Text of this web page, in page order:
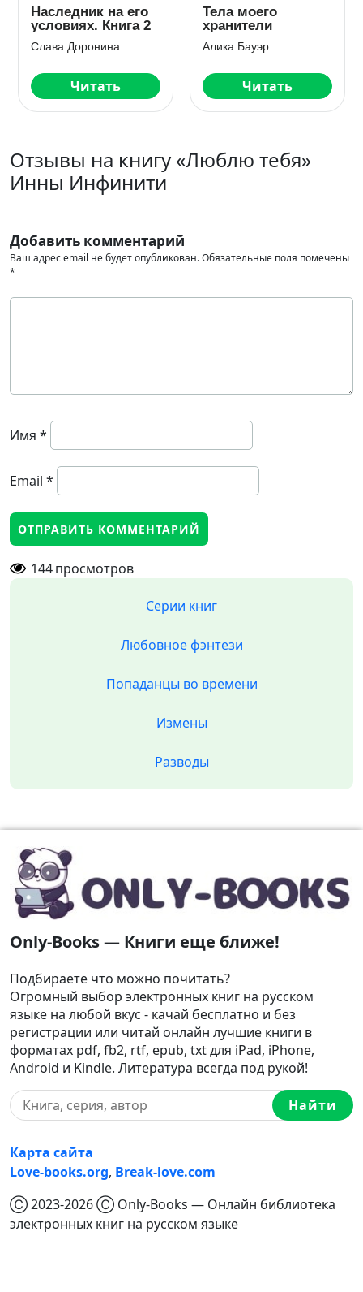
Наследник на его
условиях. Книга 2
Слава Доронина
Читать
Тела моего
хранители
Алика Бауэр
Читать
Отзывы на книгу «Люблю тебя»
Инны Инфинити
Добавить комментарий
Ваш адрес email не будет опубликован.Обязательные поля помечены
*
Имя *
Email *
144просмотров
Серии книг
Любовное фэнтези
Попаданцы во времени
Измены
Разводы
Only-Books — Книги еще ближе!
Подбираете что можно почитать?
Огромный выбор электронных книг на русском
языке на любой вкус - качай бесплатно и без
регистрации или читай онлайн лучшие книги в
форматах pdf, fb2, rtf, epub, txt для iPad, iPhone,
Android и Kindle. Литература всегда под рукой!
Найти
Карта сайта
Love-books.org, Break-love.com
Ⓒ 2023-2026 Ⓒ Only-Books — Онлайн библиотека
электронных книг на русском языке